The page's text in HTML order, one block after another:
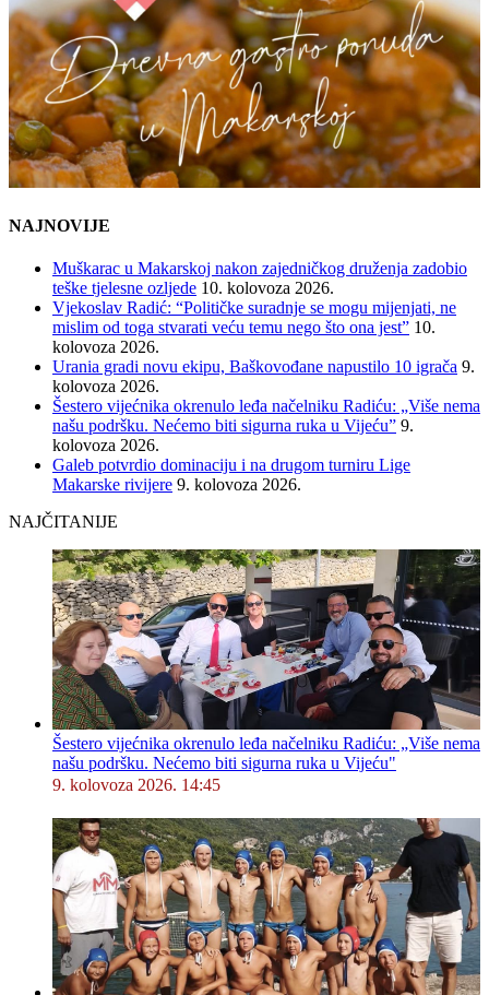
NAJNOVIJE
Muškarac u Makarskoj nakon zajedničkog druženja zadobio
teške tjelesne ozljede 10. kolovoza 2026.
Vjekoslav Radić: “Političke suradnje se mogu mijenjati, ne
mislim od toga stvarati veću temu nego što ona jest” 10.
kolovoza 2026.
Urania gradi novu ekipu, Baškovođane napustilo 10 igrača 9.
kolovoza 2026.
Šestero vijećnika okrenulo leđa načelniku Radiću: „Više nema
našu podršku. Nećemo biti sigurna ruka u Vijeću” 9.
kolovoza 2026.
Galeb potvrdio dominaciju i na drugom turniru Lige
Makarske rivijere 9. kolovoza 2026.
NAJČITANIJE
Šestero vijećnika okrenulo leđa načelniku Radiću: „Više nema
našu podršku. Nećemo biti sigurna ruka u Vijeću"
9. kolovoza 2026. 14:45